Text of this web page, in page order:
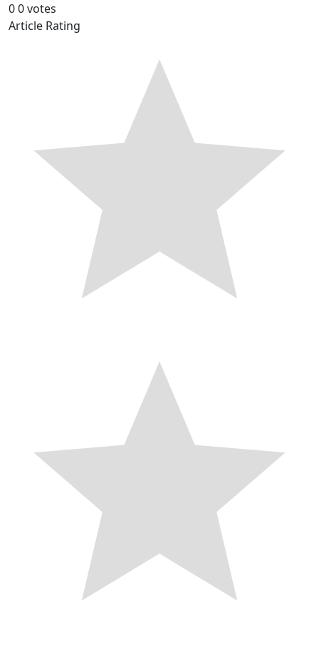
00votes
Article Rating